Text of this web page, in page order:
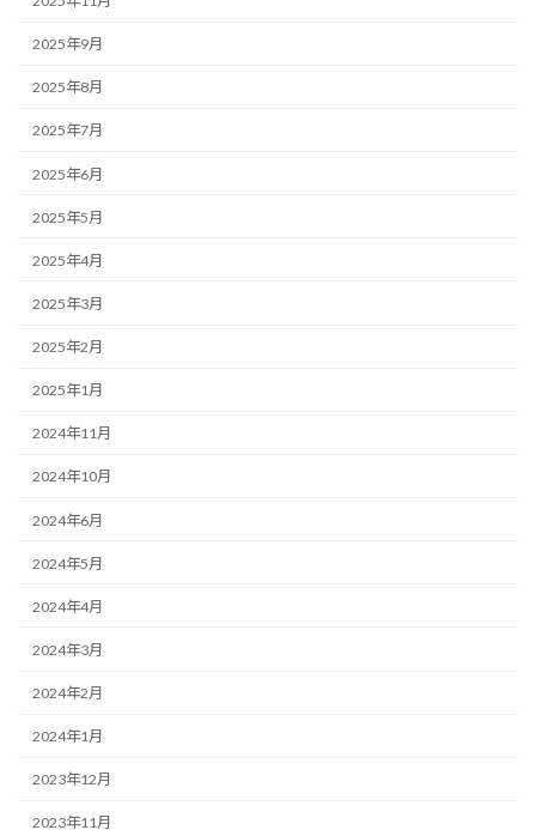
2025年9月
2025年8月
2025年7月
2025年6月
2025年5月
2025年4月
2025年3月
2025年2月
2025年1月
2024年11月
2024年10月
2024年6月
2024年5月
2024年4月
2024年3月
2024年2月
2024年1月
2023年12月
2023年11月